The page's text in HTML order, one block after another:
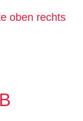
oben rechts